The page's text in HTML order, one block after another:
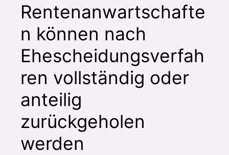
Rentenanwartschafte
n können nach
Ehescheidungsverfah
ren vollständig oder
anteilig
zurückgeholen
werden